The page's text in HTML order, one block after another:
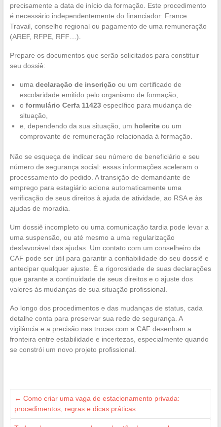
precisamente a data de início da formação. Este procedimento
é necessário independentemente do financiador: France
Travail, conselho regional ou pagamento de uma remuneração
(AREF, RFPE, RFF…).
Prepare os documentos que serão solicitados para constituir
seu dossiê:
uma declaração de inscrição ou um certificado de
escolaridade emitido pelo organismo de formação,
o formulário Cerfa 11423específico para mudança de
situação,
e, dependendo da sua situação, um holeriteou um
comprovante de remuneração relacionada à formação.
Não se esqueça de indicar seu número de beneficiário e seu
número de segurança social: essas informações aceleram o
processamento do pedido. A transição de demandante de
emprego para estagiário aciona automaticamente uma
verificação de seus direitos à ajuda de atividade, ao RSA e às
ajudas de moradia.
Um dossiê incompleto ou uma comunicação tardia pode levar a
uma suspensão, ou até mesmo a uma regularização
desfavorável das ajudas. Um contato com um conselheiro da
CAF pode ser útil para garantir a confiabilidade do seu dossiê e
antecipar qualquer ajuste. É a rigorosidade de suas declarações
que garante a continuidade de seus direitos e o ajuste dos
valores às mudanças de sua situação profissional.
Ao longo dos procedimentos e das mudanças de status, cada
detalhe conta para preservar sua rede de segurança. A
vigilância e a precisão nas trocas com a CAF desenham a
fronteira entre estabilidade e incertezas, especialmente quando
se constrói um novo projeto profissional.
← Como criar uma vaga de estacionamento privada:
procedimentos, regras e dicas práticas